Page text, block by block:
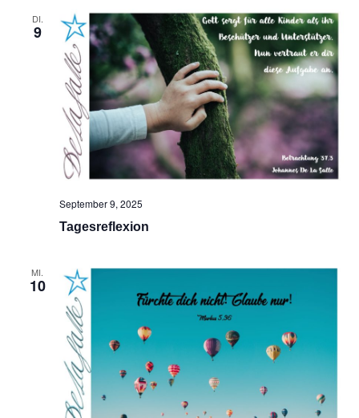
DI.
9
Tagesreflexion
September 9, 2025
MI.
10